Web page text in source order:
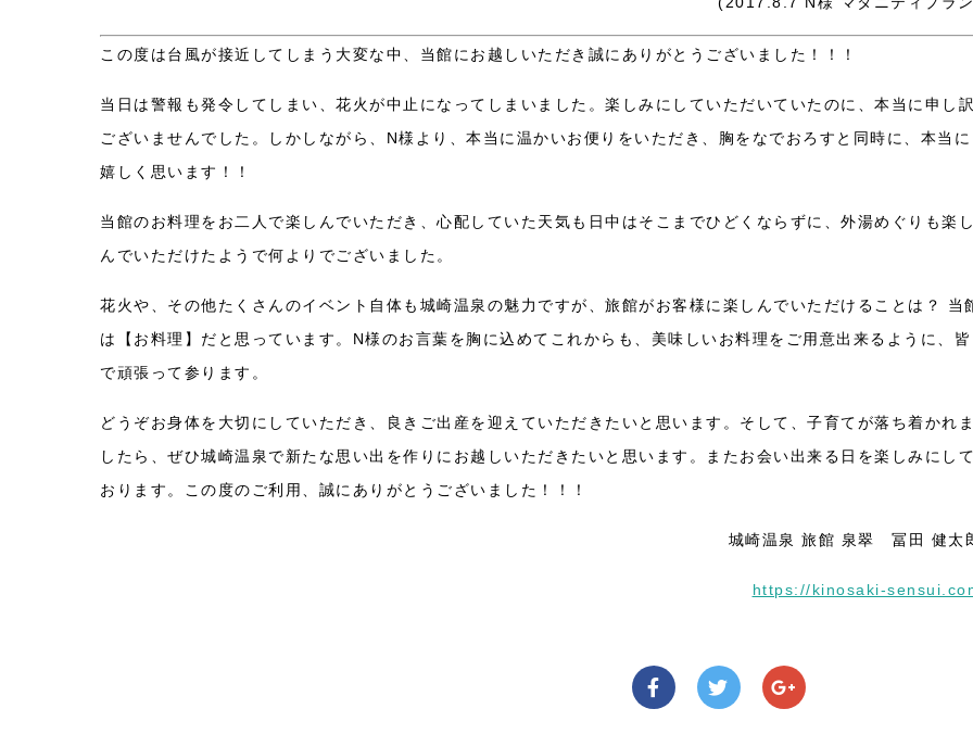
この度は台風が接近してしまう大変な中、当館にお越しいただき誠にありがとうございました！！！
当日は警報も発令してしまい、花火が中止になってしまいました。楽しみにしていただいていたのに、本当に申し
ございませんでした。しかしながら、N様より、本当に温かいお便りをいただき、胸をなでおろすと同時に、本当に
嬉しく思います！！
当館のお料理をお二人で楽しんでいただき、心配していた天気も日中はそこまでひどくならずに、外湯めぐりも楽
んでいただけたようで何よりでございました。
花火や、その他たくさんのイベント自体も城崎温泉の魅力ですが、旅館がお客様に楽しんでいただけることは？ 当
は【お料理】だと思っています。N様のお言葉を胸に込めてこれからも、美味しいお料理をご用意出来るように、皆
で頑張って参ります。
どうぞお身体を大切にしていただき、良きご出産を迎えていただきたいと思います。そして、子育てが落ち着かれ
したら、ぜひ城崎温泉で新たな思い出を作りにお越しいただきたいと思います。またお会い出来る日を楽しみにし
おります。この度のご利用、誠にありがとうございました！！！
城崎温泉 旅館 泉翠 冨田 健太
https://kinosaki-